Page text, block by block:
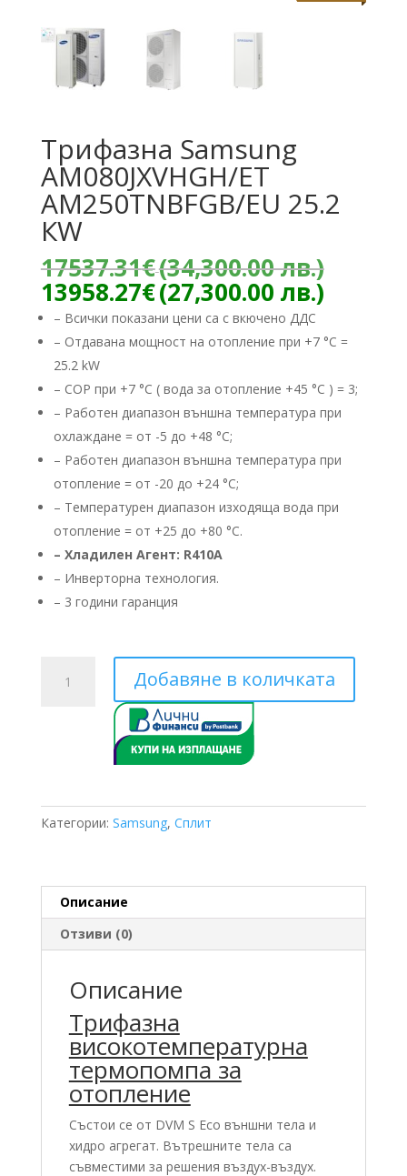
Трифазна Samsung
AM080JXVHGH/ET
AM250TNBFGB/EU 25.2
КW
17537.31€(34,300.00 лв.)
13958.27€(27,300.00 лв.)
е:
лв.).
– Всички показани цени са с вкючено ДДС
– Отдавана мощност на отопление при +7 °C =
25.2 kW
– COP при +7 °C ( вода за отопление +45 °C ) = 3;
– Работен диапазон външна температура при
охлаждане = от -5 до +48 °C;
– Работен диапазон външна температура при
отопление = от -20 до +24 °C;
– Температурен диапазон изходяща вода при
отопление = от +25 до +80 °C.
– Хладилен Агент: R410А
– ​Инверторна технология.
– 3 години гаранция
AM080JXVHGH/ET
AM250TNBFGB/EU
КW
Добавяне в количката
Категории: Samsung, Сплит
Описание
Отзиви (0)
Описание
Трифазна
високотемпературна
термопомпа за
отопление
Състои се от DVM S Eco външни тела и
хидро агрегат. Вътрешните тела са
съвместими за решения въздух-въздух.